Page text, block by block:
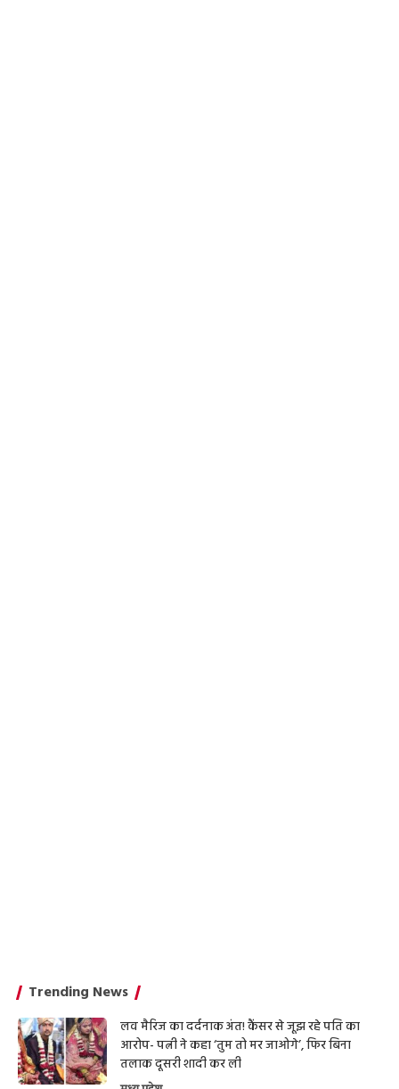
Trending News
लव मैरिज का दर्दनाक अंत! कैंसर से जूझ रहे पति का
आरोप- पत्नी ने कहा ‘तुम तो मर जाओगे’, फिर बिना
तलाक दूसरी शादी कर ली